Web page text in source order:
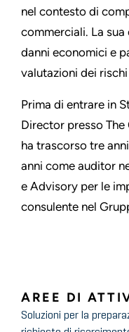
nel contesto di
commerciali. La sua
danni economici e
valutazioni dei
Prima di entrare in
Director presso The
ha trascorso tre
anni come auditor
e Advisory per le
consulente nel
AREE DI
Soluzioni per la